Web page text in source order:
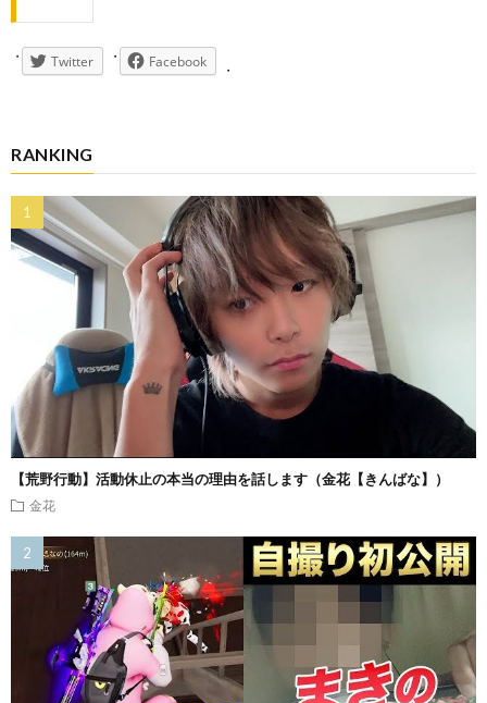
Twitter Facebook
RANKING
【荒野行動】活動休止の本当の理由を話します（金花【きんばな】）
金花